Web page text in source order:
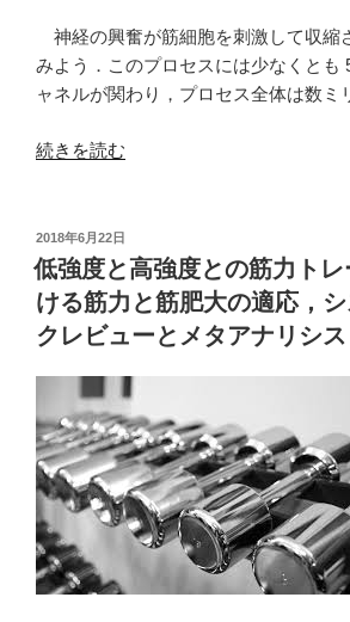
神経の興奮が筋細胞を刺激して収縮
みよう．このプロセスには少なくとも
ャネルが関わり，プロセス全体は数ミ
“筋
の
分
子
生
物
学
神
経
筋
接
合
部
続きを読む
投
稿
日:
2018年6月22日
低強度と高強度との筋力ト
ける筋力と筋肥大の適応，
クレビューとメタアナリシス